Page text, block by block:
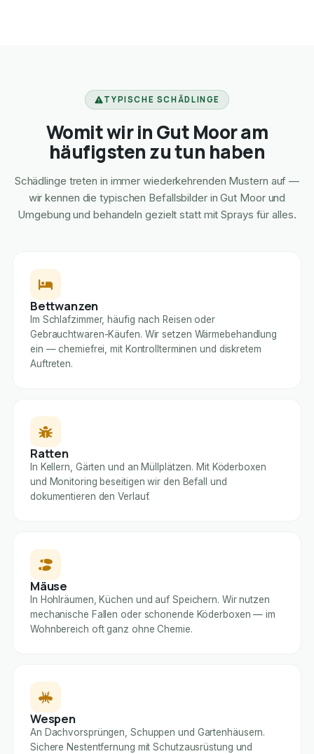
TYPISCHE SCHÄDLINGE
Womit wir in Gut Moor am
häufigsten zu tun haben
Schädlinge treten in immer wiederkehrenden Mustern auf —
wir kennen die typischen Befallsbilder in Gut Moor und
Umgebung und behandeln gezielt statt mit Sprays für alles.
Bettwanzen
Im Schlafzimmer, häufig nach Reisen oder
Gebrauchtwaren-Käufen. Wir setzen Wärmebehandlung
ein — chemiefrei, mit Kontrollterminen und diskretem
Auftreten.
Ratten
In Kellern, Gärten und an Müllplätzen. Mit Köderboxen
und Monitoring beseitigen wir den Befall und
dokumentieren den Verlauf.
Mäuse
In Hohlräumen, Küchen und auf Speichern. Wir nutzen
mechanische Fallen oder schonende Köderboxen — im
Wohnbereich oft ganz ohne Chemie.
Wespen
An Dachvorsprüngen, Schuppen und Gartenhäusern.
Sichere Nestentfernung mit Schutzausrüstung und